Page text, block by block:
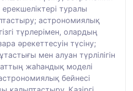
туралы
астрономиялық
түрлерімен, олардың
әрекеттесуін түсіну;
мен алуан түрлілігін
жаһандық моделі
бейнесі